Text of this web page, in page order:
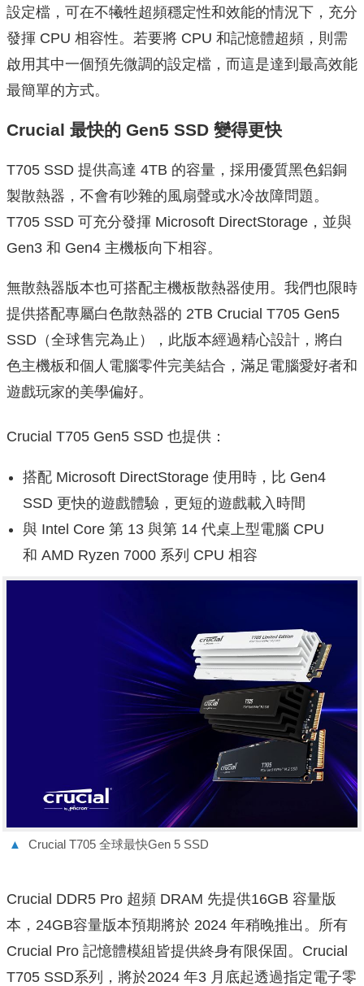
設定檔，可在不犧牲超頻穩定性和效能的情況下，充分
發揮 CPU 相容性。若要將 CPU 和記憶體超頻，則需
啟用其中一個預先微調的設定檔，而這是達到最高效能
最簡單的方式。
Crucial 最快的 Gen5 SSD 變得更快
T705 SSD 提供高達 4TB 的容量，採用優質黑色鋁銅
製散熱器，不會有吵雜的風扇聲或水冷故障問題。
T705 SSD 可充分發揮 Microsoft DirectStorage，並與
Gen3 和 Gen4 主機板向下相容。
無散熱器版本也可搭配主機板散熱器使用。我們也限時
提供搭配專屬白色散熱器的 2TB Crucial T705 Gen5
SSD（全球售完為止），此版本經過精心設計，將白
色主機板和個人電腦零件完美結合，滿足電腦愛好者和
遊戲玩家的美學偏好。
Crucial T705 Gen5 SSD 也提供：
搭配 Microsoft DirectStorage 使用時，比 Gen4
SSD 更快的遊戲體驗，更短的遊戲載入時間
與 Intel Core 第 13 與第 14 代桌上型電腦 CPU
和 AMD Ryzen 7000 系列 CPU 相容
▲ Crucial T705 全球最快Gen 5 SSD
Crucial DDR5 Pro 超頻 DRAM 先提供16GB 容量版
本，24GB容量版本預期將於 2024 年稍晚推出。所有
Crucial Pro 記憶體模組皆提供終身有限保固。Crucial
T705 SSD系列，將於2024 年3 月底起透過指定電子零